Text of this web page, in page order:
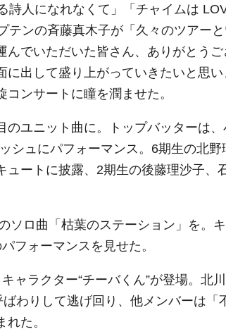
人になれなくて」「チャイムは
テンの斉藤真木子が「久々のツアー
でいただいた皆さん、ありがとう
に出して盛り上がっていきたいと思
ンサートに瞳を潤ませた。
ユニット曲に。トップバッターは
シュにパフォーマンス。6期生の北
ートに披露、2期生の後藤理沙子、
ロ曲「枯葉のステーション」を。
フォーマンスを見せた。
ャラクター“チーバくん”が登場。北
わりして逃げ回り、他メンバーは「
た。